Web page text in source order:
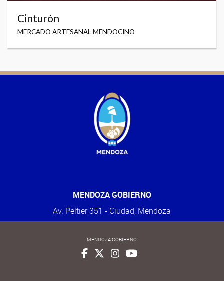
Cinturón
MERCADO ARTESANAL MENDOCINO
MENDOZA GOBIERNO
Av. Peltier 351 - Ciudad, Mendoza
MENDOZA GOBIERNO